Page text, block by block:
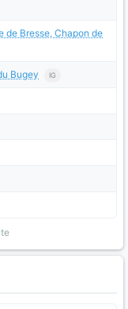
de Bresse, Chapon de
Bugey IG